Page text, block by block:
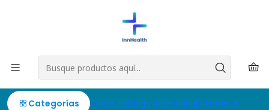
Categorías ContactoBlog VeterinariaEnfermeria